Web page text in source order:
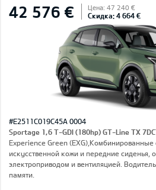
42 576 € Цена: 47 240 €
Скидка: 4 664 €
#E2511C019C45A 0004
Sportage 1,6 T-GDI (180hp) GT-Line TX
Experience Green (EXG),Комбинированные
искусственной кожи и передние сиденья,
электроприводом и вентиляцией.
памяти.